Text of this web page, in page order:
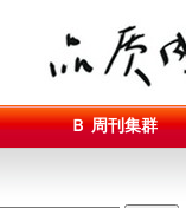
Ｂ 周刊集群